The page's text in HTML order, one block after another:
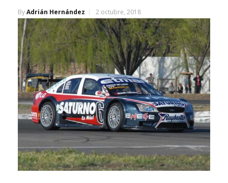
ByAdrián Hernández 2 octubre, 2018